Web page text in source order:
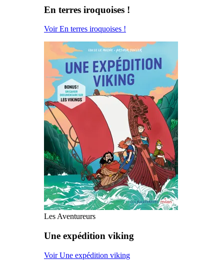
En terres iroquoises !
Voir En terres iroquoises !
Les Aventureurs
Une expédition viking
Voir Une expédition viking